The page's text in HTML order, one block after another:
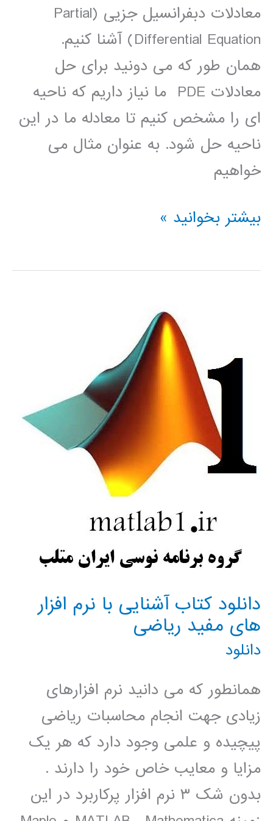
معادلات دبفرانسیل جزیی (Partial
Differential Equation) آشنا کنیم.
همان طور که می دونید برای حل
معادلات PDE ما نیاز داریم که ناحیه
ای را مشخص کنیم تا معادله ما در این
ناحیه حل شود. به عنوان مثال می
خواهیم
حل
PDE
بیشتر بخوانید »
دانلود کتاب آشنایی با نرم افزار
های مفید ریاضی
دانلود
همانطور که می دانید نرم افزارهای
زیادی جهت انجام محاسبات ریاضی
پیچیده و علمی وجود دارد که هر یک
مزایا و معایب خاص خود را دارند .
بدون شک ۳ نرم افزار پرکاربرد در این